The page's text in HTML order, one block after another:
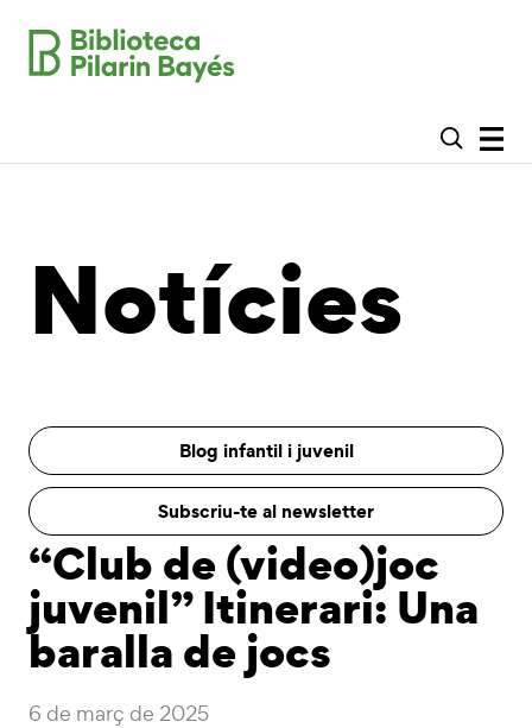
Notícies
Blog infantil i juvenil
Subscriu-te al newsletter
“Club de (video)joc
juvenil” Itinerari: Una
baralla de jocs
6 de març de 2025